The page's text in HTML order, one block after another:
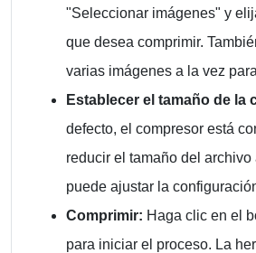
"Seleccionar imágenes" y
que desea comprimir.
varias imágenes a la vez
Establecer el tamaño de la
defecto, el compresor está
reducir el tamaño del archivo
puede ajustar la
Comprimir: Haga clic en el
para iniciar el proceso. La